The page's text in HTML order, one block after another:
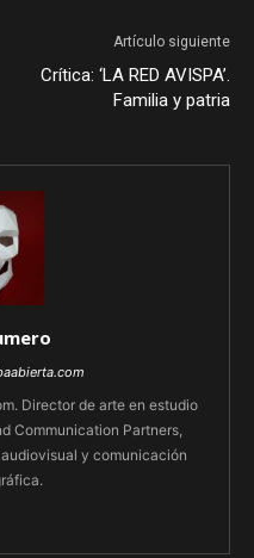
Artículo siguiente
Crítica: ‘LA RED AVISPA’.
Familia y patria
Director de arte en estudio
Communication Partners,
y comunicación